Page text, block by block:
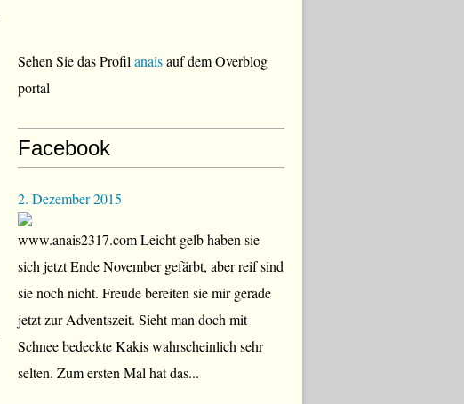
Sehen Sie das Profil anaisauf dem Overblog
portal
Facebook
2. Dezember 2015
www.anais2317.com Leicht gelb haben sie
sich jetzt Ende November gefärbt, aber reif sind
sie noch nicht. Freude bereiten sie mir gerade
jetzt zur Adventszeit. Sieht man doch mit
Schnee bedeckte Kakis wahrscheinlich sehr
selten. Zum ersten Mal hat das...